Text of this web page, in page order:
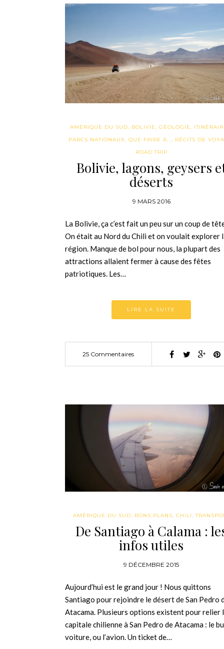
AMÉRIQUE DU SUD BOLIVIE GÉOLOGIE
PARCS NATIONAUX
QUE FAIRE À...
RÉCITS DE
ROAD TRIP
Bolivie, lagons, geysers
déserts
9 MARS 2016
La Bolivie, ça c’est fait un peu sur un coup de
On était au Nord du Chili et on voulait explorer
région. Manque de bol pour nous, la plupart des
attractions allaient fermer à cause des fêtes
patriotiques. Les…
LIRE LA SUITE
25 Commentaires
AMÉRIQUE DU SUD, BONS PLANS, CHILI,
De Santiago à Calama :
infos utiles
9 DÉCEMBRE 2015
Aujourd’hui est le grand jour ! Nous quittons
Santiago pour rejoindre le désert de San Pedro
Atacama. Plusieurs options existent pour relier
capitale chilienne à San Pedro de Atacama : le
voiture, ou l’avion. Un ticket de…